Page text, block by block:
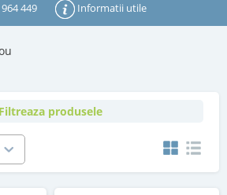
449 Informatii utile
Filtreaza produsele